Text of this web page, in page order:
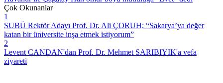
Çok Okunanlar
1
SUBÜ Rektör Adayı Prof. Dr. Ali ÇORUH; “Sakarya’ya değer
katan bir üniversite inşa etmek istiyorum”
2
Levent CANDAN'dan Prof. Dr. Mehmet SARIBIYIK'a vefa
ziyareti